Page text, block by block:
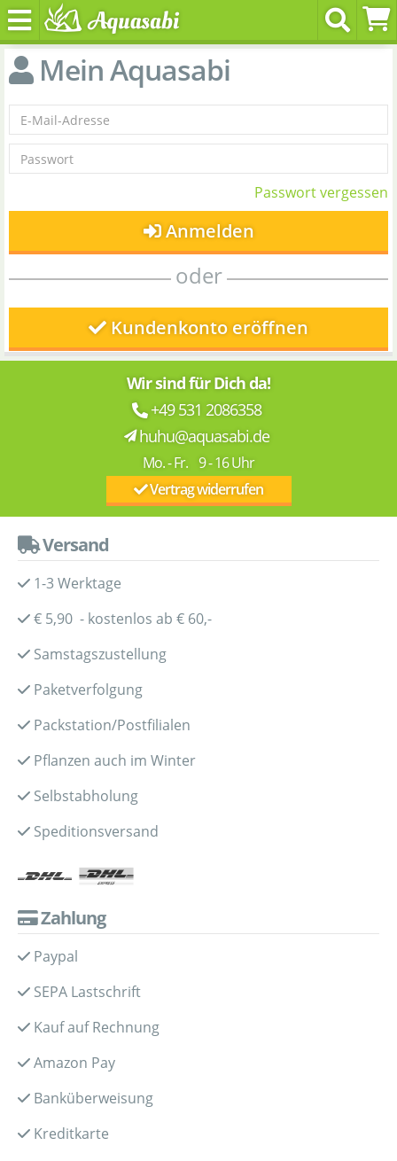
Mein Aquasabi
Passwort vergessen
Anmelden
oder
Kundenkonto eröffnen
Wir sind für Dich da!
+49 531 2086358
huhu@aquasabi.de
Mo. - Fr. 9 - 16 Uhr
Vertrag widerrufen
Versand
1-3 Werktage
€ 5,90 - kostenlos ab € 60,-
Samstagszustellung
Paketverfolgung
Packstation/Postfilialen
Pflanzen auch im Winter
Selbstabholung
Speditionsversand
Zahlung
Paypal
SEPA Lastschrift
Kauf auf Rechnung
Amazon Pay
Banküberweisung
Kreditkarte